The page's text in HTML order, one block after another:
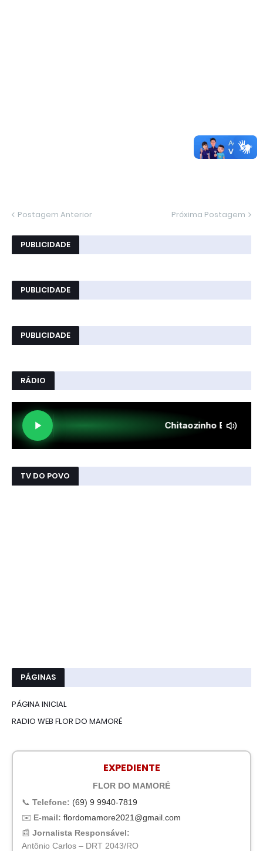
Postagem Anterior Próxima Postagem
PUBLICIDADE
PUBLICIDADE
PUBLICIDADE
RÁDIO
TV DO POVO
PÁGINAS
PÁGINA INICIAL
RADIO WEB FLOR DO MAMORÉ
EXPEDIENTE
FLOR DO MAMORÉ
📞 Telefone: (69) 9 9940-7819
✉️ E-mail: flordomamore2021@gmail.com
📰 Jornalista Responsável:
Antônio Carlos – DRT 2043/RO